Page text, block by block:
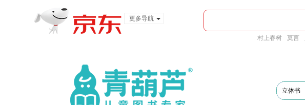
更多导航
村上春树 莫言